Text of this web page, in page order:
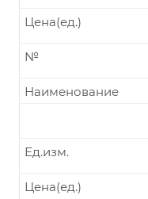
Цена(ед.)
№
Наименование
Ед.изм.
Цена(ед.)